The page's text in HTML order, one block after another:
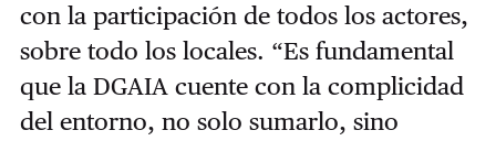
con la participación de todos los actores,
sobre todo los locales. “Es fundamental
que la DGAIA cuente con la complicidad
del entorno, no solo sumarlo, sino